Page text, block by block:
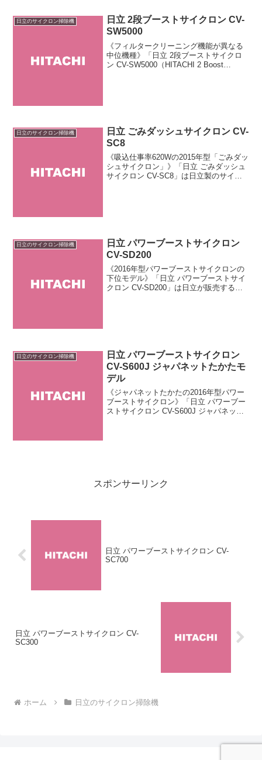
日立のサイクロン掃除機
日立 2段ブーストサイクロン CV-
SW5000
《フィルタークリーニング機能が異なる
中位機種》「日立 2段ブーストサイクロ
ン CV-SW5000（HITACHI 2 Boost
日立のサイクロン掃除機
日立 ごみダッシュサイクロン CV-
SC8
《吸込仕事率620Wの2015年型「ごみダッ
シュサイクロン」》「日立 ごみダッシュ
サイクロン CV-SC8」は日立製のサイク
日立のサイクロン掃除機
日立 パワーブーストサイクロン
CV-SD200
《2016年型パワーブーストサイクロンの
下位モデル》「日立 パワーブーストサイ
クロン CV-SD200」は日立が販売するサ
日立のサイクロン掃除機
日立 パワーブーストサイクロン
CV-S600J ジャパネットたかたモ
デル
《ジャパネットたかたの2016年型パワー
ブーストサイクロン》「日立 パワーブー
ストサイクロン CV-S600J ジャパネット
スポンサーリンク
日立 パワーブーストサイクロン CV-
SC700
日立 パワーブーストサイクロン CV-
SC300
ホーム 日立のサイクロン掃除機